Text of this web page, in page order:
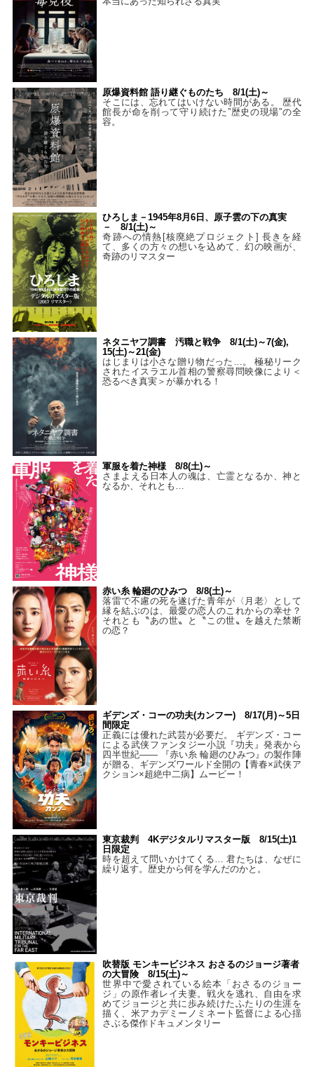
原爆資料館 語り継ぐものたち 8/1(土)～
そこには、忘れてはいけない時間がある。 歴代
館長が命を削って守り続けた”歴史の現場”の全
容。
ひろしま－1945年8月6日、原子雲の下の真実
－ 8/1(土)～
奇跡への情熱[核廃絶プロジェクト] 長きを経
て、多くの方々の想いを込めて、幻の映画が、
奇跡のリマスター
ネタニヤフ調書 汚職と戦争 8/1(土)～7(金),
15(土)～21(金)
はじまりは小さな贈り物だった…。 極秘リーク
されたイスラエル首相の警察尋問映像により＜
恐るべき真実＞が暴かれる！
軍服を着た神様 8/8(土)～
さまよえる日本人の魂は、亡霊となるか、神と
なるか、それとも…
赤い糸 輪廻のひみつ 8/8(土)～
落雷で不慮の死を遂げた青年が〈月老〉として
縁を結ぶのは、最愛の恋人のこれからの幸せ？
それとも〝あの世〟と〝この世〟を越えた禁断
の恋？
ギデンズ・コーの功夫(カンフー) 8/17(月)～5日
間限定
正義には優れた武芸が必要だ。 ギデンズ・コー
による武侠ファンタジー小説『功夫』発表から
四半世紀―― 『赤い糸 輪廻のひみつ』の製作陣
が贈る、ギデンズワールド全開の【青春×武侠ア
クション×超絶中二病】ムービー！
東京裁判 4Kデジタルリマスター版 8/15(土)1
日限定
時を超えて問いかけてくる… 君たちは、なぜに
繰り返す。歴史から何を学んだのかと。
吹替版 モンキービジネス おさるのジョージ著者
の大冒険 8/15(土)～
世界中で愛されている絵本「おさるのジョー
ジ」の原作者レイ夫妻。戦火を逃れ、自由を求
めてジョージと共に歩み続けたふたりの生涯を
描く、米アカデミーノミネート監督による心揺
さぶる傑作ドキュメンタリー